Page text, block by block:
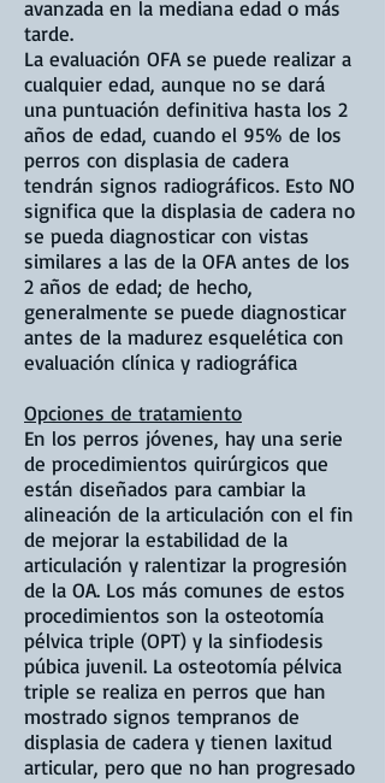
avanzada en la mediana edad o más
tarde.
La evaluación OFA se puede realizar a
cualquier edad, aunque no se dará
una puntuación definitiva hasta los 2
años de edad, cuando el 95% de los
perros con displasia de cadera
tendrán signos radiográficos. Esto NO
significa que la displasia de cadera no
se pueda diagnosticar con vistas
similares a las de la OFA antes de los
2 años de edad; de hecho,
generalmente se puede diagnosticar
antes de la madurez esquelética con
evaluación clínica y radiográfica
Opciones de tratamiento
En los perros jóvenes, hay una serie
de procedimientos quirúrgicos que
están diseñados para cambiar la
alineación de la articulación con el fin
de mejorar la estabilidad de la
articulación y ralentizar la progresión
de la OA. Los más comunes de estos
procedimientos son la osteotomía
pélvica triple (OPT) y la sinfiodesis
púbica juvenil. La osteotomía pélvica
triple se realiza en perros que han
mostrado signos tempranos de
displasia de cadera y tienen laxitud
articular, pero que no han progresado